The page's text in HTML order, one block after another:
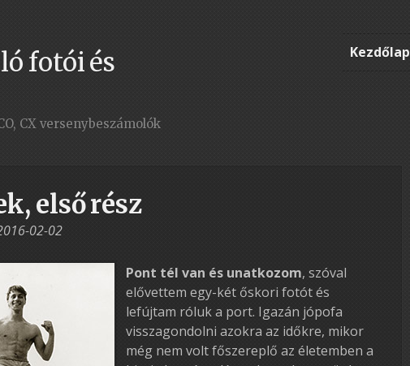
fotói és
CX versenybeszámolók
Kezdőlap
első rész
02-02
Pont tél van és unatkozom, szóval
elővettem egy-két őskori fotót és
lefújtam róluk a port. Igazán jópofa
visszagondolni azokra az időkre, mikor
még nem volt főszereplő az életemben a